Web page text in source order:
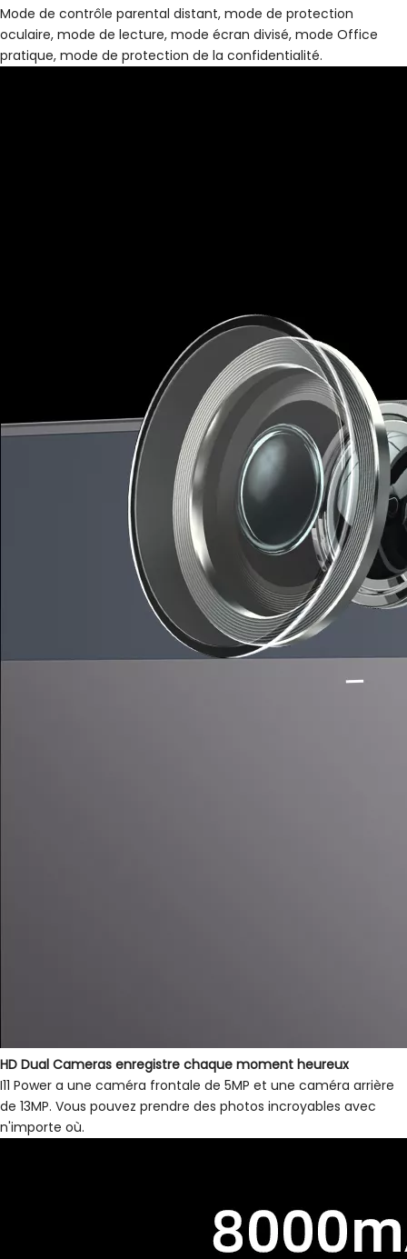
Mode de contrôle parental distant, mode de protection
oculaire, mode de lecture, mode écran divisé, mode Office
pratique, mode de protection de la confidentialité.
HD Dual Cameras enregistre chaque moment heureux
I11 Power a une caméra frontale de 5MP et une caméra arrière
de 13MP. Vous pouvez prendre des photos incroyables avec
n'importe où.